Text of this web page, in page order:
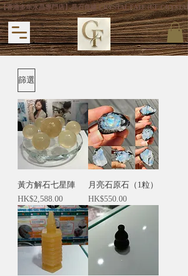
【香港多年水晶專門店】晶石良緣 CRYSTAL FATE (CF
篩選
黃方解石七星陣
價格
HK$2,588.00
月亮石原石（1粒）
價格
HK$550.00